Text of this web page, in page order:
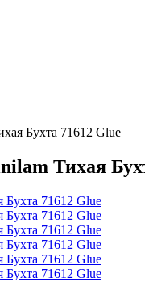
Бухта 71612 Glue
Тихая